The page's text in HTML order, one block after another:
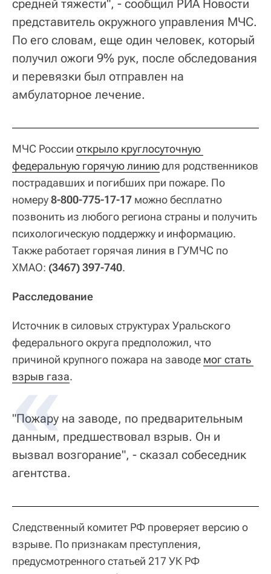
средней тяжести", - сообщил РИА Новости
представитель окружного управления МЧС.
По его словам, еще один человек, который
получил ожоги 9% рук, после обследования
и перевязки был отправлен на
амбулаторное лечение.
МЧС России открыло круглосуточную
федеральную горячую линиюдля родственников
пострадавших и погибших при пожаре. По
номеру8-800-775-17-17 можно бесплатно
позвонить из любого региона страны и получить
психологическую поддержку и информацию.
Также работает горячая линия в ГУМЧС по
ХМАО: (3467) 397-740.
Расследование
Источник в силовых структурах Уральского
федерального округа предположил, что
причиной крупного пожара на заводе мог стать
взрыв газа.
"Пожару на заводе, по предварительным
данным, предшествовал взрыв. Он и
вызвал возгорание", - сказал собеседник
агентства.
Следственный комитет РФ проверяет версию о
взрыве. По признакам преступления,
предусмотренного статьей 217 УК РФ